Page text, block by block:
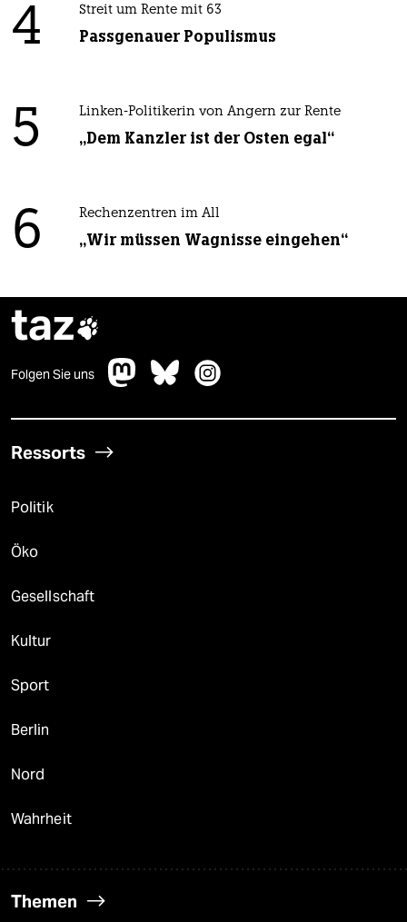
4 Streit um Rente mit 63
Passgenauer Populismus
5 Linken-Politikerin von Angern zur Rente
„Dem Kanzler ist der Osten egal“
6 Rechenzentren im All
„Wir müssen Wagnisse eingehen“
taz
Folgen Sie uns
Ressorts
Politik
Öko
Gesellschaft
Kultur
Sport
Berlin
Nord
Wahrheit
Themen